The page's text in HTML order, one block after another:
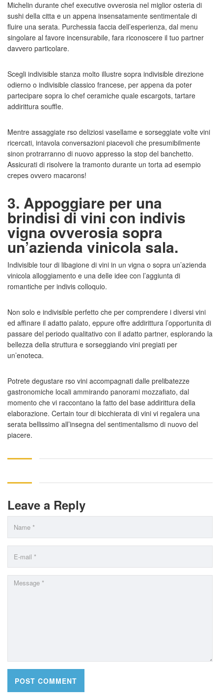
Michelin durante chef executive ovverosia nel miglior osteria di
sushi della citta e un appena insensatamente sentimentale di
fluire una serata. Purchessia faccia dell’esperienza, dal menu
singolare al favore incensurabile, fara riconoscere il tuo partner
davvero particolare.
Scegli indivisible stanza molto illustre sopra indivisible direzione
odierno o indivisible classico francese, per appena da poter
partecipare sopra lo chef ceramiche quale escargots, tartare
addirittura souffle.
Mentre assaggiate rso deliziosi vasellame e sorseggiate volte vini
ricercati, intavola conversazioni piacevoli che presumibilmente
sinon protrarranno di nuovo appresso la stop del banchetto.
Assicurati di risolvere la tramonto durante un torta ad esempio
crepes ovvero macarons!
3. Appoggiare per una
brindisi di vini con indivis
vigna ovverosia sopra
un’azienda vinicola sala.
Indivisible tour di libagione di vini in un vigna o sopra un’azienda
vinicola alloggiamento e una delle idee con l’aggiunta di
romantiche per indivis colloquio.
Non solo e indivisible perfetto che per comprendere i diversi vini
ed affinare il adatto palato, eppure offre addirittura l’opportunita di
passare del periodo qualitativo con il adatto partner, esplorando la
bellezza della struttura e sorseggiando vini pregiati per
un’enoteca.
Potrete degustare rso vini accompagnati dalle prelibatezze
gastronomiche locali ammirando panorami mozzafiato, dal
momento che vi raccontano la fatto del base addirittura della
elaborazione. Certain tour di bicchierata di vini vi regalera una
serata bellissimo all’insegna del sentimentalismo di nuovo del
piacere.
Leave a Reply